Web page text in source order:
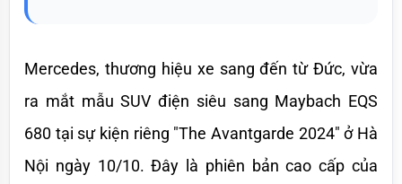
Mercedes, thương hiệu xe sang đến từ Đức, vừa
ra mắt mẫu SUV điện siêu sang Maybach EQS
680 tại sự kiện riêng "The Avantgarde 2024" ở Hà
Nội ngày 10/10. Đây là phiên bản cao cấp của